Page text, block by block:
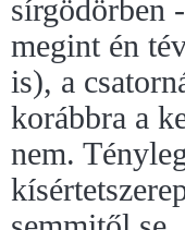
sírgödörben
megint én
is), a
korábbra a
nem.